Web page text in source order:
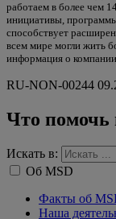
работаем в более чем
инициативы,
способствует
всем мире могли жить
информация о
RU-NON-00244
Что помочь
Искать в:
Об MSD
Факты об
Наша